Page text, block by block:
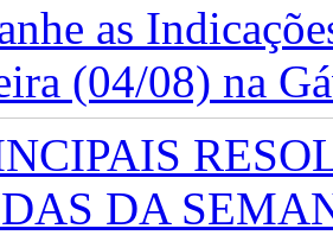
as
(04/08) na
DA